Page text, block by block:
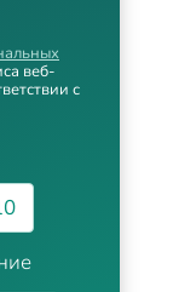
веб-
с